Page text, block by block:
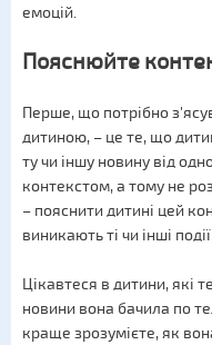
емоцій.
Пояснюйте
Перше, що потрібно
дитиною, – це те, що
ту чи іншу новину від
контекстом, а тому не
– пояснити дитині цей
виникають ті чи інші
Цікавтеся в дитини, які
новини вона бачила по
краще зрозумієте, як